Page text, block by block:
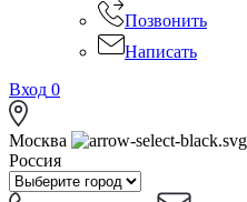
Позвонить
Написать
Вход 0
Москва
Россия